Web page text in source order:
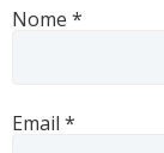
Nome *
Email *